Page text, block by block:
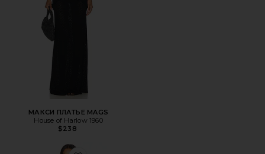
МАКСИ ПЛАТЬЕ MAGS
House of Harlow 1960
$238